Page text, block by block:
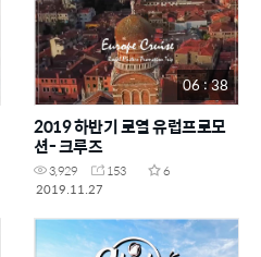
06 : 38
2019 하반기 로열 유럽프로모
션- 크루즈
3,929 153
6
2019.11.27